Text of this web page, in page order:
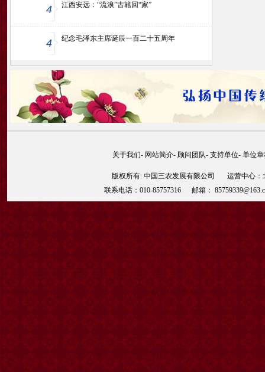
4 江西安远：“流浪”古籍回“家”
4 纪念毛泽东主席诞辰一百二十五周年
关于我们- 网站简介- 顾问团队- 支持单位- 单位
版权所有: 中国三农发展有限公司 运营中心
联系电话：010-85757316 邮箱：